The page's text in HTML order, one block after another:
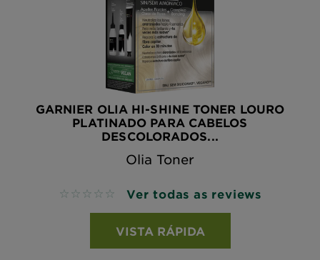
GARNIER OLIA HI-SHINE TONER LOURO
PLATINADO PARA CABELOS
DESCOLORADOS...
Olia Toner
No reviews Ver todas as reviews
VISTA RÁPIDA